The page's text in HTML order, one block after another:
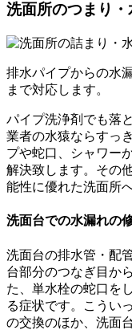
洗面所のつまり
排水パイプからの水
まで対応します。
パイプ洗浄剤でも落
業者の水猿ならすっ
プや蛇口、シャワー
解決致します。その
能性に優れた洗面所
洗面台での水漏れの
洗面台の排水管・配
台部分のつなぎ目か
た、単水栓の蛇口を
る症状です。こうい
の交換のほか、洗面